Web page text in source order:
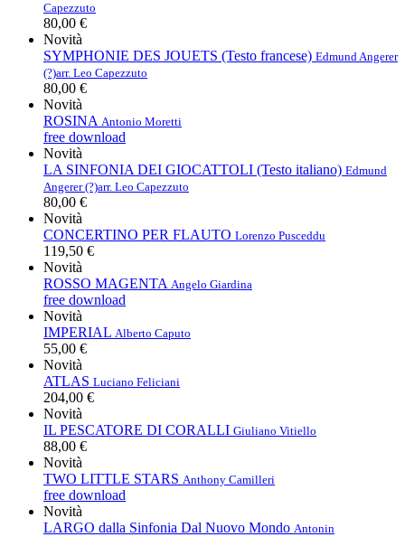
Capezzuto
80,00 €
Novità
SYMPHONIE DES JOUETS (Testo francese) Edmund Angerer
(?)arr. Leo Capezzuto
80,00 €
Novità
ROSINA Antonio Moretti
free download
Novità
LA SINFONIA DEI GIOCATTOLI (Testo italiano) Edmund
Angerer (?)arr. Leo Capezzuto
80,00 €
Novità
CONCERTINO PER FLAUTO Lorenzo Pusceddu
119,50 €
Novità
ROSSO MAGENTA Angelo Giardina
free download
Novità
IMPERIAL Alberto Caputo
55,00 €
Novità
ATLAS Luciano Feliciani
204,00 €
Novità
IL PESCATORE DI CORALLI Giuliano Vitiello
88,00 €
Novità
TWO LITTLE STARS Anthony Camilleri
free download
Novità
LARGO dalla Sinfonia Dal Nuovo Mondo Antonin